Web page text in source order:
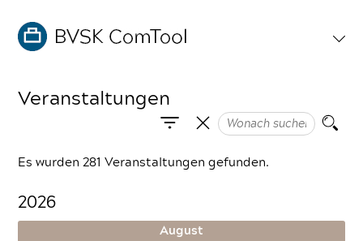
Veranstaltungen
Es wurden 281 Veranstaltungen gefunden.
2026
August